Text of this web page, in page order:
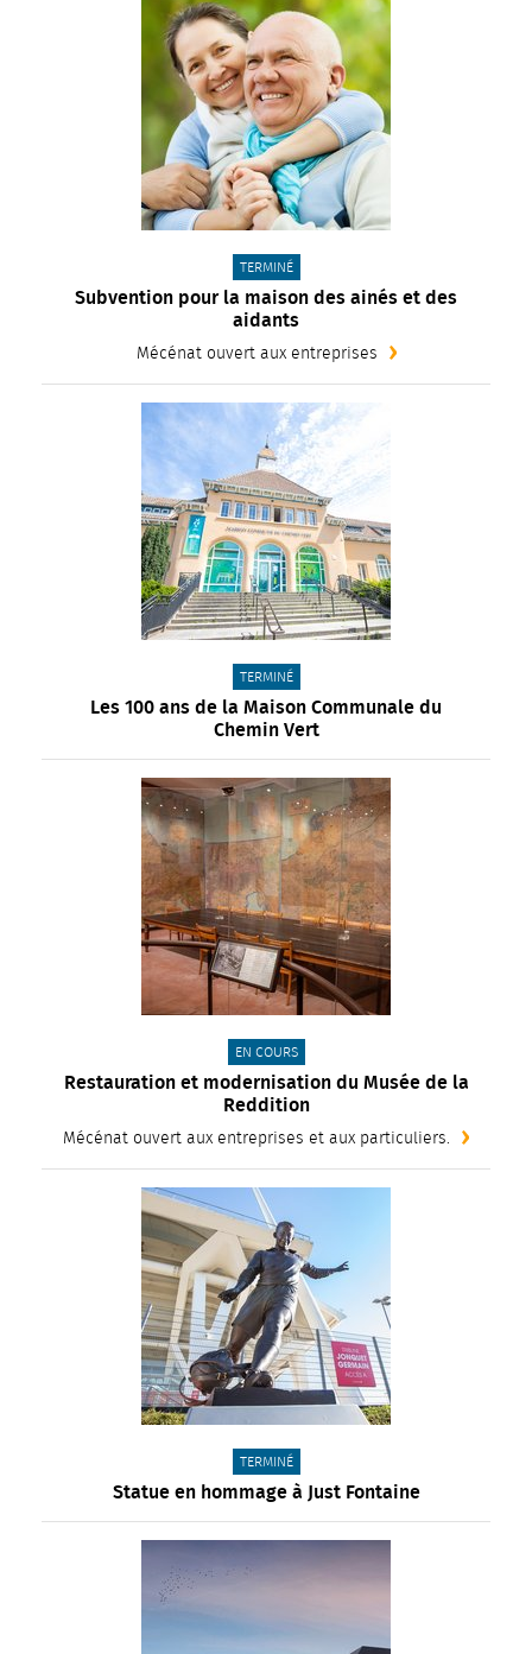
Subvention pour la maison des ainés et des
aidants
Mécénat ouvert aux entreprises
CATÉGORIE(S) :
TERMINÉ
Les 100 ans de la Maison Communale du
Chemin Vert
CATÉGORIE(S) :
TERMINÉ
Restauration et modernisation du Musée de la
Reddition
Mécénat ouvert aux entreprises et aux particuliers.
CATÉGORIE(S) :
EN COURS
Statue en hommage à Just Fontaine
CATÉGORIE(S) :
TERMINÉ